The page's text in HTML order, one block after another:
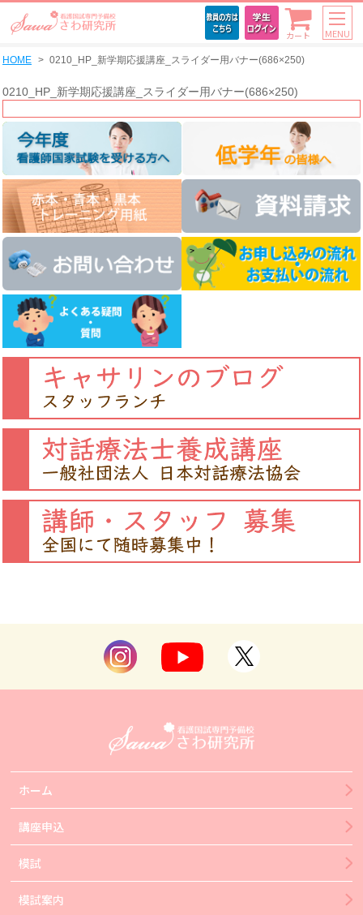
カート MENU
HOME 0210_HP_新学期応援講座_スライダー用バナー(686×250)
0210_HP_新学期応援講座_スライダー用バナー(686×250)
ホーム
講座申込
模試
模試案内